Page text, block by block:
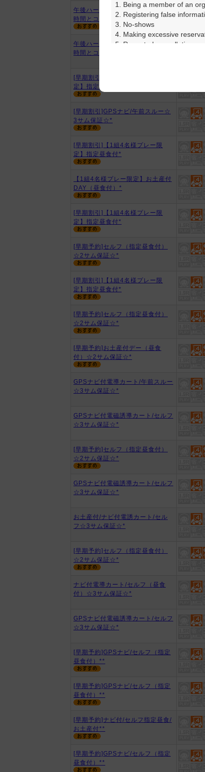
午後ハーフ/3サム・2サム限定 ※
時間とコース変更有
午後ハーフ/3サム・2サム限定 ※
時間とコース変更有
[早期割引]【1組4名様プレー限
定】指定昼食付*
[早期割引]GPSナビ/午前スルー☆
3サム保証☆*
[早期割引]【1組4名様プレー限
定】指定昼食付*
【1組4名様プレー限定】お土産付
DAY（昼食付）*
[早期割引]【1組4名様プレー限
定】指定昼食付*
[早期予約]セルフ（指定昼食付）
☆2サム保証☆*
[早期割引]【1組4名様プレー限
定】指定昼食付*
[早期予約]セルフ（指定昼食付）
☆2サム保証☆*
[早期予約]お土産付デー（昼食
付）☆2サム保証☆*
GPSナビ付電導カート/午前スルー
☆3サム保証☆*
GPSナビ付電磁誘導カート/セルフ
☆3サム保証☆*
[早期予約]セルフ（指定昼食付）
☆2サム保証☆*
GPSナビ付電磁誘導カート/セルフ
☆3サム保証☆*
お土産付/ナビ付電誘カート/セル
フ☆3サム保証☆*
[早期予約]セルフ（指定昼食付）
☆2サム保証☆*
ナビ付電導カート/セルフ（昼食
付）☆3サム保証☆*
GPSナビ付電磁誘導カート/セルフ
☆3サム保証☆*
[早期予約]GPSナビ/セルフ（指定
昼食付）**
[早期予約]GPSナビ/セルフ（指定
昼食付）**
[早期予約]ナビ付/セルフ指定昼食/
お土産付**
[早期予約]GPSナビ/セルフ（指定
昼食付）**
1. Being a member of an
2. Registering false
3. No-shows
4. Making excessive
5. Repeated cancellations
6. Violating laws and
7. Causing inconvenience